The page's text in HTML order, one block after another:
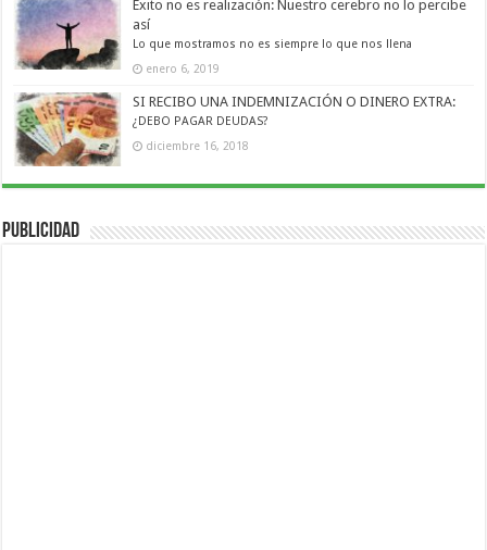
Éxito no es realización: Nuestro cerebro no lo percibe
así
Lo que mostramos no es siempre lo que nos llena
enero 6, 2019
SI RECIBO UNA INDEMNIZACIÓN O DINERO EXTRA:
¿DEBO PAGAR DEUDAS?
diciembre 16, 2018
Publicidad